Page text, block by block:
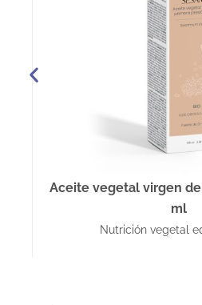
Aceite vegetal virgen de
ml
Nutrición vegetal